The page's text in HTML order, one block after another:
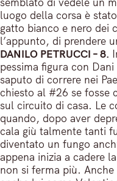
luogo della corsa è
gatto bianco e nero dei
l’appunto, di prendere
DANILO PETRUCCI – 8.
pessima figura con
saputo di correre nei
chiesto al #26 se fosse
sul circuito di casa. Le
quando, dopo aver
cala giù talmente tanti
diventato un fungo
appena inizia a cadere
non si ferma più.